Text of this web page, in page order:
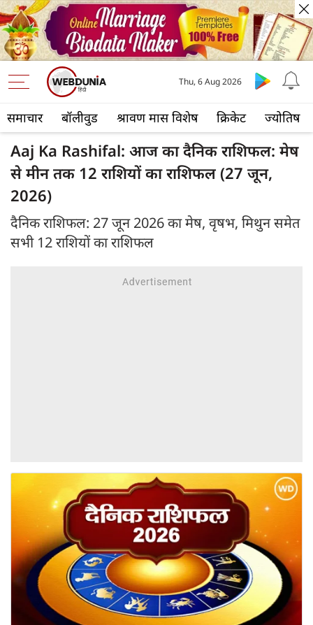
समाचार बॉलीवुड श्रावण मास विशेष क्रिकेट ज्योतिष
Thu, 6 Aug 2026
Aaj Ka Rashifal: आज का दैनिक राशिफल: मेष
से मीन तक 12 राशियों का राशिफल (27 जून,
2026)
दैनिक राशिफल: 27 जून 2026 का मेष, वृषभ, मिथुन समेत
सभी 12 राशियों का राशिफल